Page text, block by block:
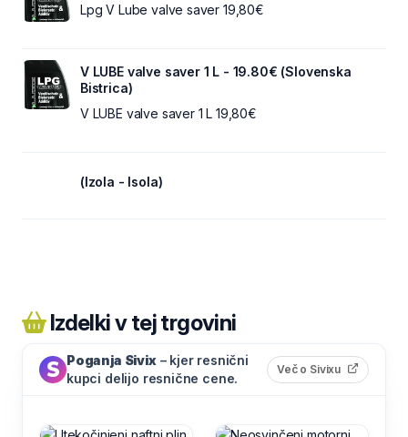
Lpg V Lube valve saver 19,80€
V LUBE valve saver 1 L - 19.80€ (Slovenska
Bistrica)
V LUBE valve saver 1 L 19,80€
(Izola - Isola)
Izdelki v tej trgovini
Poganja Sivix – kjer resnični
kupci delijo resnične cene.
Več o Sivixu (odpre